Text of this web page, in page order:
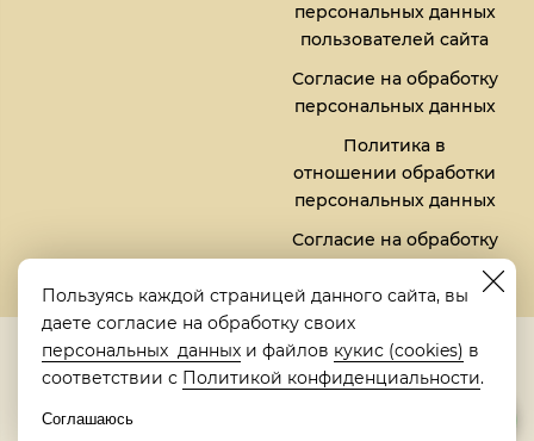
персональных данных
пользователей сайта
Согласие на обработку
персональных данных
Политика в
отношении обработки
персональных данных
Согласие на обработку
файлов кукис (cookies)
5,0
Рейтинг в Яндексе
Пользуясь каждой страницей данного сайта, вы
даете согласие на обработку своих
персональных данных и файлов кукис (cookies) в
соответствии с Политикой конфиденциальности.
Соглашаюсь